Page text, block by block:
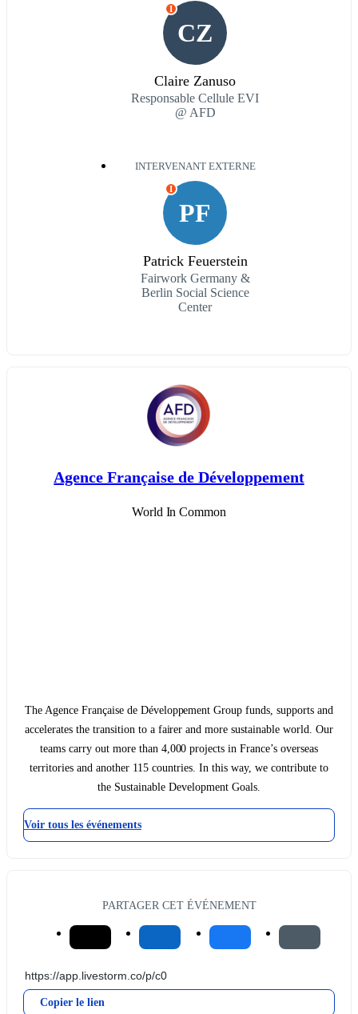
CZ
I
Claire Zanuso
Responsable Cellule EVI
@ AFD
INTERVENANT EXTERNE
PF
I
Patrick Feuerstein
Fairwork Germany &
Berlin Social Science
Center
Agence Française de Développement
World In Common
The Agence Française de Développement Group funds, supports and
accelerates the transition to a fairer and more sustainable world. Our
teams carry out more than 4,000 projects in France’s overseas
territories and another 115 countries. In this way, we contribute to
the Sustainable Development Goals.
Voir tous les événements
PARTAGER CET ÉVÉNEMENT
Copier le lien